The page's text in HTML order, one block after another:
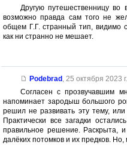
Другую путешественницу во
возможно правда сам того не
общем Г.Г. странный тип, видимо с
как ни странно не мешает.
Podebrad , 25 октября 2023 г.
Согласен с прозвучавшим
напоминает зародыш большого
решил не развивать эту тему,
Практически все загадки
правильное решение. Раскрыта,
далёких потомков и их предков.